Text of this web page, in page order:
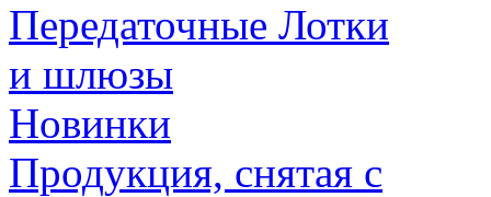
Передаточные Лотки
и шлюзы
Новинки
Продукция, снятая с